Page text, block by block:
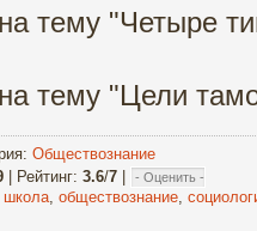
тему "Четыре
тему "Цели
: Обществознание
| Рейтинг: 3.6/7 |
школа обществознание